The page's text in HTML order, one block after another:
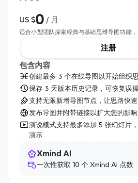
US $0 / 月
适合小型团队探索经典与基础思维导图功能，
注册
包含内容
创建最多 3 个在线导图以开始组织
保存 3 天版本历史记录，可恢复误
支持无限新增导图节点，让思路快
发布导图并附带链接以扩大您的影响
演说模式支持最多添加 5 张幻灯片
演示
Xmind AI
一次性获取 10 个 Xmind AI 点数